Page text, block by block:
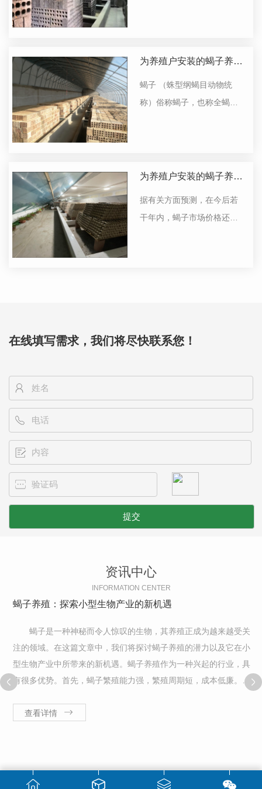
为养殖户安装的蝎子养殖
生产基地
蝎子 （蛛型纲蝎目动物统
称）俗称蝎子，也称全蝎，
山坡，墙缝，土穴等潮湿阴
为养殖户安装的蝎子养殖
生产基地
据有关方面预测，在今后若
干年内，蝎子市场价格还会
要，增加地区...
在线填写需求，我们将尽快联系您！
资讯中心
INFORMATION CENTER
蝎子养殖：探索小型生物产业的新机遇
蝎子是一种神秘而令人惊叹的生物，其养殖正成为越来越受关
注的领域。在这篇文章中，我们将探讨蝎子养殖的潜力以及它在小
型生物产业中所带来的新机遇。蝎子养殖作为一种兴起的行业，具
有很多优势。首先，蝎子繁殖能力强，繁殖周期短，成本低廉。与
十个甚至上百个。这使得蝎子养殖者可...
查看详情